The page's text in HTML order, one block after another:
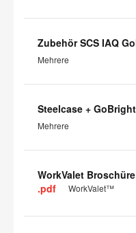
Mehrere
Mehrere
WorkValet Broschüre
.pdf
WorkValet™